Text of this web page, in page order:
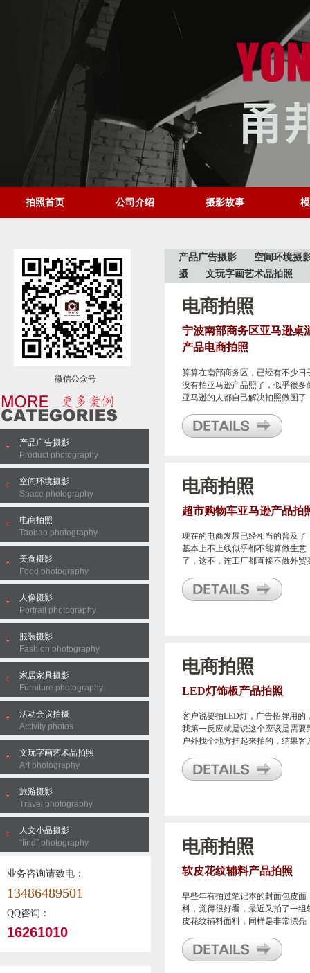
拍照首页 公司介绍 摄影故事
产品广告摄影
空间环境摄
摄
文玩字画艺术品拍照
电商拍照
宁波南部商务区亚马逊桌
产品电商拍照
算算在南部商务区，已经有不少日
没有拍亚马逊产品照了，似乎很多
亚马逊的人都自己解决拍照做图了
有以前那种流水线上螺丝钉的人了
当然了，如果做大了的话，也是可
电商拍照
超市购物车亚马逊产品拍
现在的电商发展已经相当的普及了
基本上不上线似乎都不能算做生意
了，这不，连工厂都直接不做外贸
电商拍照
LED灯饰板产品拍照
客户说要拍LED灯，广告招牌用的
我第一反应就是说这个应该是需要
户外找个地方挂起来拍的，结果客
惑，那就等客户来了再说吧。
电商拍照
软皮花纹辅料产品拍照
早些年有拍过笔记本的封面包皮面
料，觉得很好看，最近又拍了一组
皮花纹辅料面料，同样是非常漂亮
亮，客户说有些花纹都被LV所采
用，用于其包包等的面料使用，这
微信公众号
产品广告摄影
Product photography
空间环境摄影
Space photography
电商拍照
Taobao photography
美食摄影
Food photography
人像摄影
Portrait photography
服装摄影
Fashion photography
家居家具摄影
Furniture photography
活动会议拍摄
Activity photos
文玩字画艺术品拍照
Art photography
旅游摄影
Travel photography
人文小品摄影
“find” photography
业务咨询请致电：
13486489501
QQ咨询：
16261010